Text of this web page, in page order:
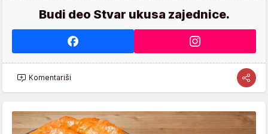
Budi deo Stvar ukusa zajednice.
Komentariši